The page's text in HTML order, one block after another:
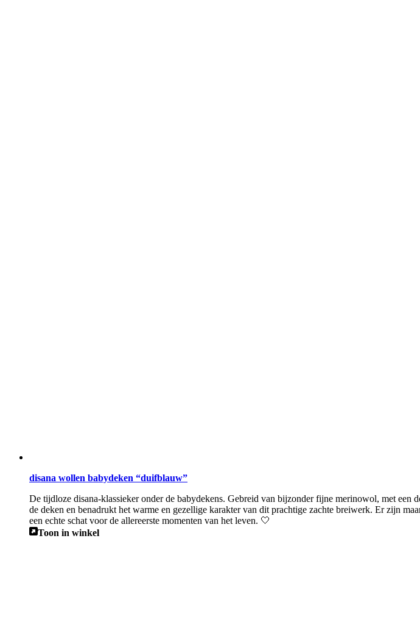
disana wollen babydeken “duifblauw”
De tijdloze disana-klassieker onder de babydekens. Gebreid van bijzonder fijne merinowol, met
de deken en benadrukt het warme en gezellige karakter van dit prachtige zachte breiwerk. Er zijn
een echte schat voor de allereerste momenten van het leven. 🤍
Toon in winkel